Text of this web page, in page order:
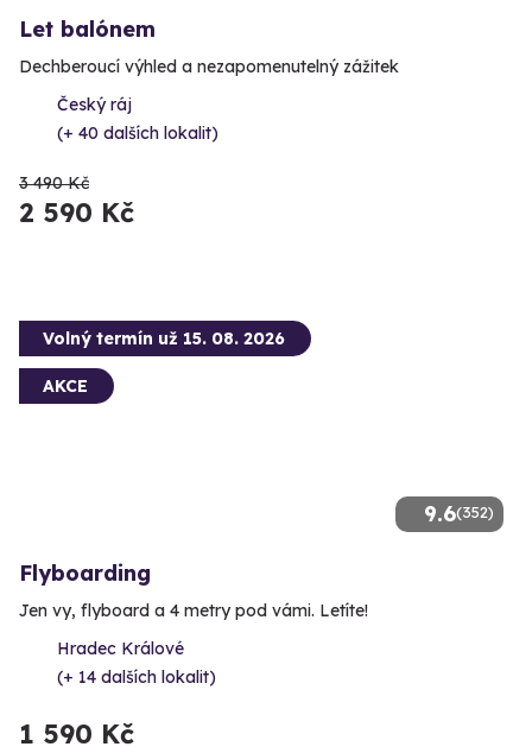
Let balónem
Dechberoucí výhled a nezapomenutelný zážitek
Český ráj
(+ 40 dalších lokalit)
3 490 Kč
2 590 Kč
9.6(352)
Volný termín už 15. 08. 2026
AKCE
Flyboarding
Jen vy, flyboard a 4 metry pod vámi. Letíte!
Hradec Králové
(+ 14 dalších lokalit)
1 590 Kč